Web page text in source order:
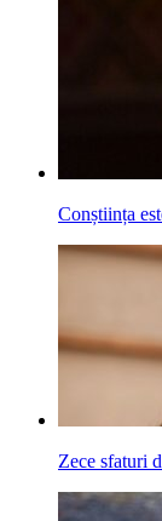
Conștiința
Zece sfaturi